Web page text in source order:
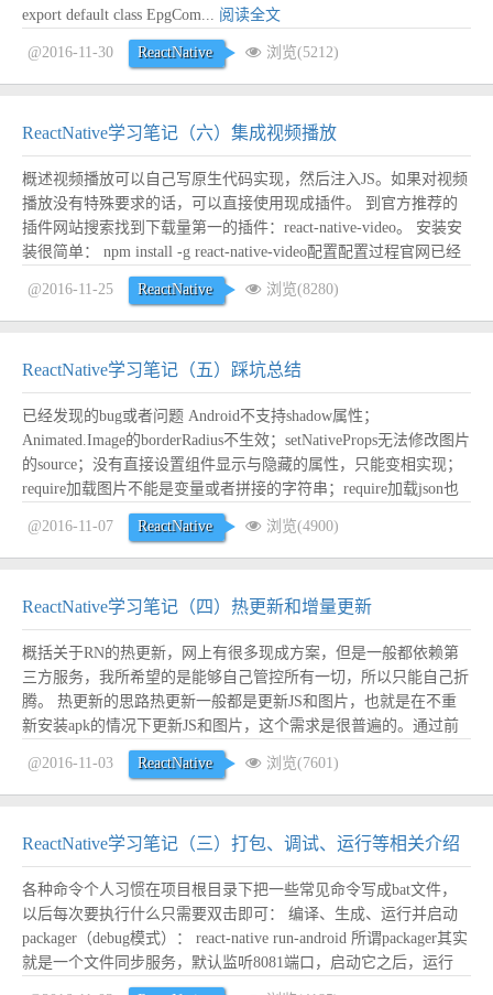
export default class EpgCom... 阅读全文
@2016-11-30 ReactNative 浏览(5212)
ReactNative学习笔记（六）集成视频播放
概述视频播放可以自己写原生代码实现，然后注入JS。如果对视频
播放没有特殊要求的话，可以直接使用现成插件。 到官方推荐的
插件网站搜索找到下载量第一的插件：react-native-video。 安装安
装很简单： npm install -g react-native-video配置配置过程官网已经
介绍的很详细了，这里再复述一遍。 首先运行react-native link来链
接react-n...
阅读全文
@2016-11-25 ReactNative 浏览(8280)
ReactNative学习笔记（五）踩坑总结
已经发现的bug或者问题 Android不支持shadow属性；
Animated.Image的borderRadius不生效；setNativeProps无法修改图片
的source；没有直接设置组件显示与隐藏的属性，只能变相实现；
require加载图片不能是变量或者拼接的字符串；require加载json也
是一样，也不支持动态加载；图片拉伸时默认效果是cover，而不
像html中的stretch...阅读全文
@2016-11-07 ReactNative 浏览(4900)
ReactNative学习笔记（四）热更新和增量更新
概括关于RN的热更新，网上有很多现成方案，但是一般都依赖第
三方服务，我所希望的是能够自己管控所有一切，所以只能自己折
腾。 热更新的思路热更新一般都是更新JS和图片，也就是在不重
新安装apk的情况下更新JS和图片，这个需求是很普遍的。通过前
面的了解我们知道RN的JS都被打包成了一个bundle文件，默认是在
assets文件夹下面，但是这个文件夹是只读不可写的，那怎么办
呢？好在RN有一个getJSB...阅读全文
@2016-11-03 ReactNative 浏览(7601)
ReactNative学习笔记（三）打包、调试、运行等相关介绍
各种命令个人习惯在项目根目录下把一些常见命令写成bat文件，
以后每次要执行什么只需要双击即可： 编译、生成、运行并启动
packager（debug模式）： react-native run-android 所谓packager其实
就是一个文件同步服务，默认监听8081端口，启动它之后，运行
debug模式的ReactNative应用可以随时reload我们的JS。有时候使用